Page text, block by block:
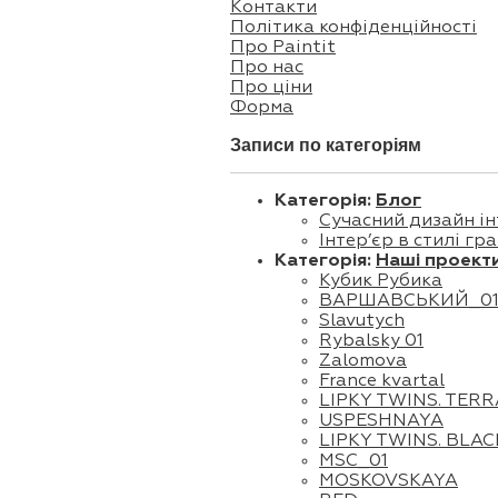
Контакти
Політика конфіденційності
Про Paintit
Про нас
Про ціни
Форма
Записи по категоріям
Категорія: Блог
Сучасний дизайн
Інтер’єр в стилі
Категорія: Наші
Кубик Рубика
ВАРШАВСЬКИЙ_01
Slavutych
Rybalsky 01
Zalomova
France kvartal
LIPKY TWINS.
USPESHNAYA
LIPKY TWINS.
MSC_01
MOSKOVSKAYA